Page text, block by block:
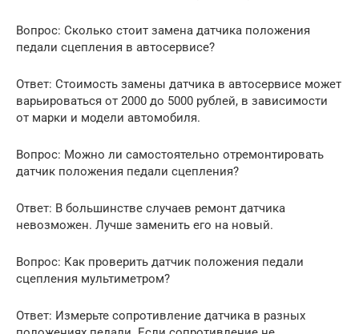
Вопрос: Сколько стоит замена датчика положения
педали сцепления в автосервисе?
Ответ: Стоимость замены датчика в автосервисе может
варьироваться от 2000 до 5000 рублей, в зависимости
от марки и модели автомобиля.
Вопрос: Можно ли самостоятельно отремонтировать
датчик положения педали сцепления?
Ответ: В большинстве случаев ремонт датчика
невозможен. Лучше заменить его на новый.
Вопрос: Как проверить датчик положения педали
сцепления мультиметром?
Ответ: Измерьте сопротивление датчика в разных